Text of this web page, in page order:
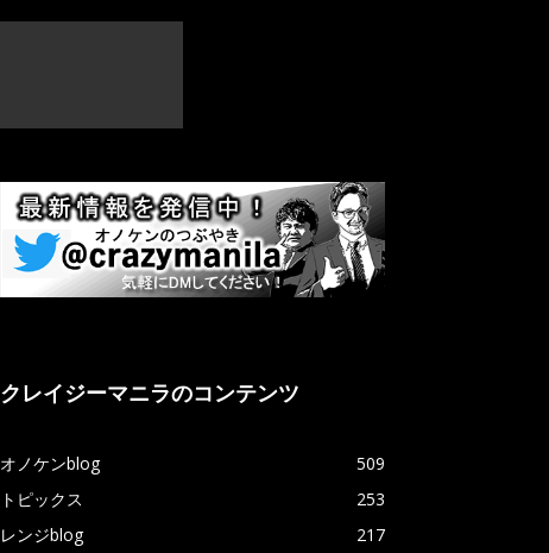
クレイジーマニラのコンテンツ
オノケンblog
509
トピックス
253
レンジblog
217